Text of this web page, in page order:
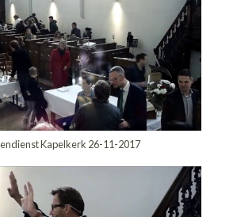
Kapelkerk 26-11-2017